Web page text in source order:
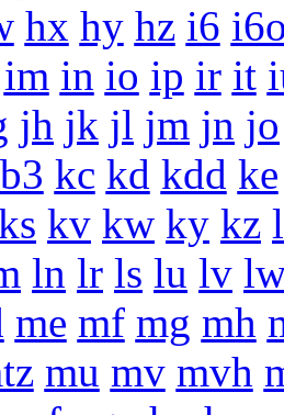
hx hy hz i6
im in io ip ir it
jh jk jl jm jn jo
kc kd kdd ke
kv kw ky kz
ln lr ls lu lv
me mf mg mh
mu mv mvh